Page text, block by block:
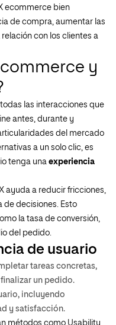
ecommerce bien
de compra, aumentar las
con los clientes a
y
las interacciones que
antes, durante y
del mercado
a un solo clic, es
tenga una experiencia
ayuda a reducir fricciones,
de decisiones. Esto
la tasa de conversión,
del pedido.
de usuario
tareas concretas,
un pedido.
incluyendo
y satisfacción.
métodos como Usability